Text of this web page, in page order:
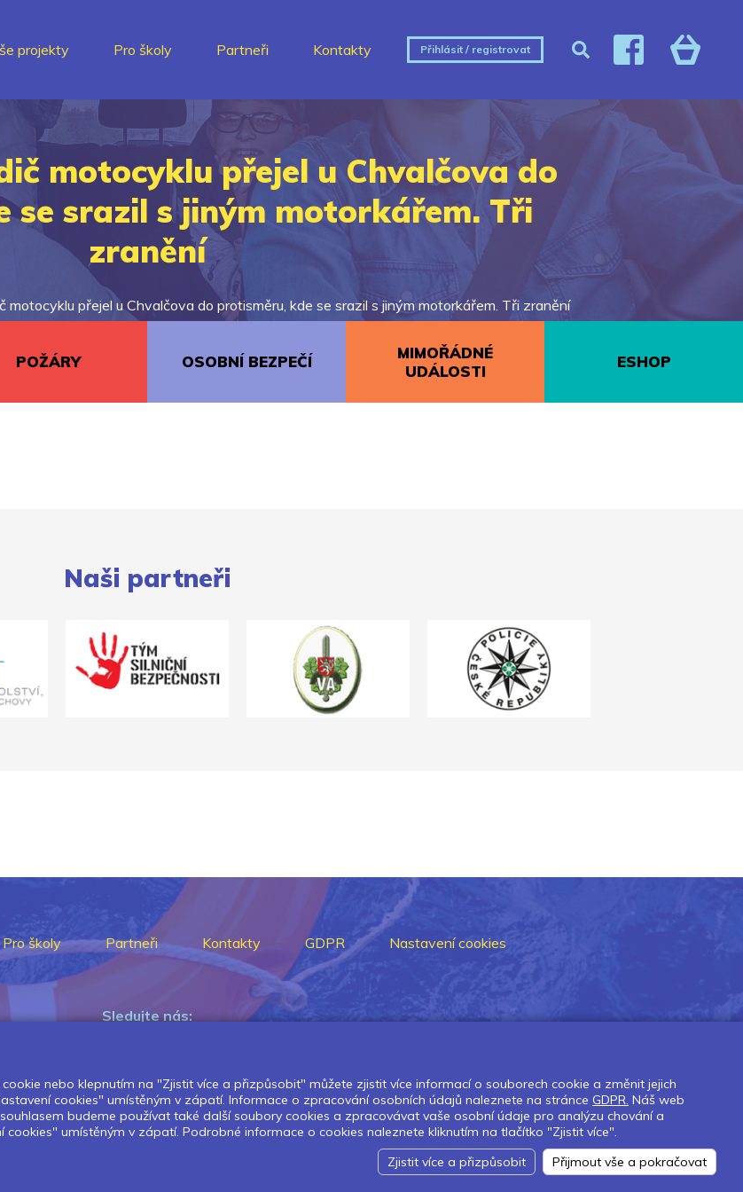
projekty Pro školy Partneři Kontakty Přihlásit / registrovat
motocyklu přejel u Chvalčova do
se srazil s jiným motorkářem. Tři
zranění
motocyklu přejel u Chvalčova do protisměru, kde se srazil s jiným motorkářem. Tři zranění
POŽÁRY OSOBNÍ BEZPEČÍ
MIMOŘÁDNÉ
UDÁLOSTI
ESHOP
Naši partneři
Pro školy Partneři Kontakty GDPR Nastavení cookies
Sledujte nás:
Pokud chcete dostávat pravidelný
Newsletter kliknětezde.
nebo klepnutím na "Zjistit více a přizpůsobit" můžete zjistit více informací o souborech cookie a změnit jejich
cookies" umístěným v zápatí. Informace o zpracování osobních údajů naleznete na stránce GDPR. Náš web
budeme používat také další soubory cookies a zpracovávat vaše osobní údaje pro analýzu chování a
umístěným v zápatí. Podrobné informace o cookies naleznete kliknutím na tlačítko "Zjistit více".
Zjistit více a přizpůsobit
Přijmout vše a pokračovat